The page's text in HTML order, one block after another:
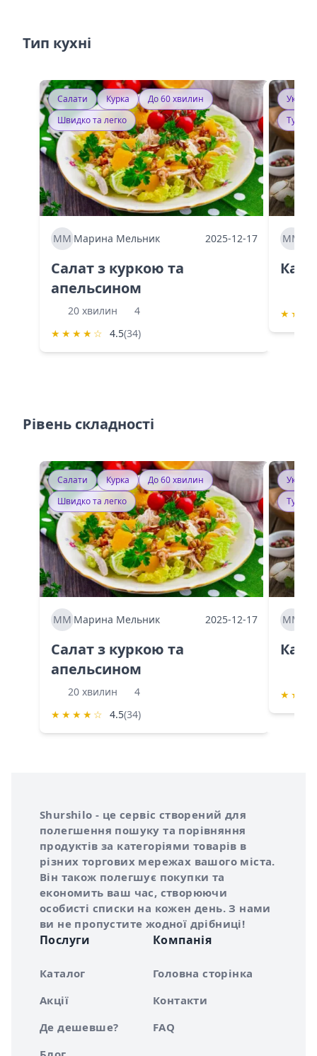
Тип кухні
Салати Курка
До 60 хвилин
Швидко та легко
ММ Марина Мельник 2025-12-17
Салат з куркою та
апельсином
20 хвилин
4
★ ★ ★ ★ ☆ 4.5(34)
ММ
★ ★
Рівень складності
Салати Курка
До 60 хвилин
Швидко та легко
ММ Марина Мельник 2025-12-17
Салат з куркою та
апельсином
20 хвилин
4
★ ★ ★ ★ ☆ 4.5(34)
ММ
★ ★
Про сервіс Shurshilo
Shurshilo - це сервіс створений для
полегшення пошуку та порівняння
продуктів за категоріями товарів в
різних торгових мережах вашого міста.
Він також полегшує покупки та
економить ваш час, створюючи
особисті списки на кожен день. З нами
ви не пропустите жодної дрібниці!
Послуги
Каталог
Акції
Де дешевше?
Компанія
Головна сторінка
Контакти
FAQ